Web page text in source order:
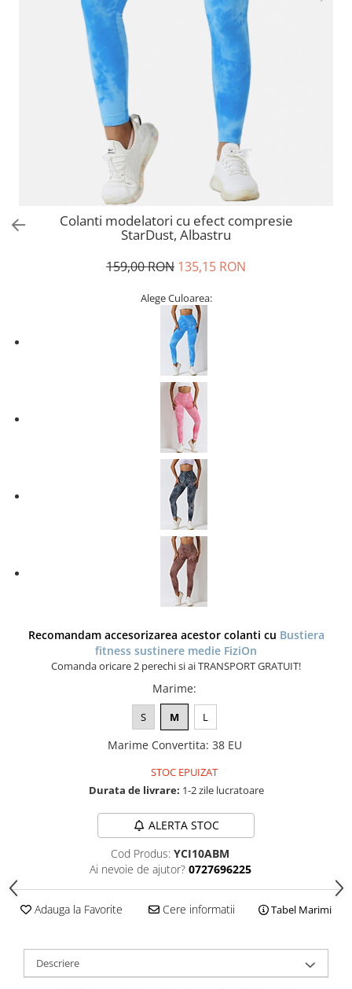
Colanti modelatori cu efect compresie
StarDust, Albastru
159,00 RON 135,15 RON
Alege Culoarea:
Recomandam accesorizarea acestor colanti cu Bustiera
fitness sustinere medie FiziOn
Comanda oricare 2 perechi si ai TRANSPORT GRATUIT!
Marime:
S M L
Marime Convertita: 38 EU
STOC EPUIZAT
Durata de livrare: 1-2 zile lucratoare
ALERTA STOC
Cod Produs: YCI10ABM
Ai nevoie de ajutor? 0727696225
Adauga la Favorite Cere informatii Tabel Marimi
Descriere